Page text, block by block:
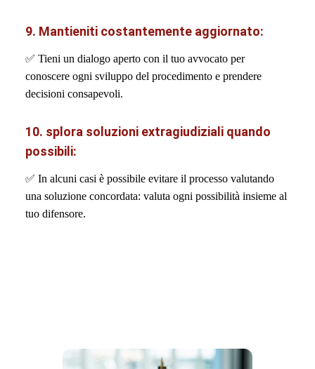
9. Mantieniti costantemente aggiornato:
✅ Tieni un dialogo aperto con il tuo avvocato per
conoscere ogni sviluppo del procedimento e prendere
decisioni consapevoli.
10. splora soluzioni extragiudiziali quando
possibili:
✅ In alcuni casi è possibile evitare il processo valutando
una soluzione concordata: valuta ogni possibilità insieme al
tuo difensore.